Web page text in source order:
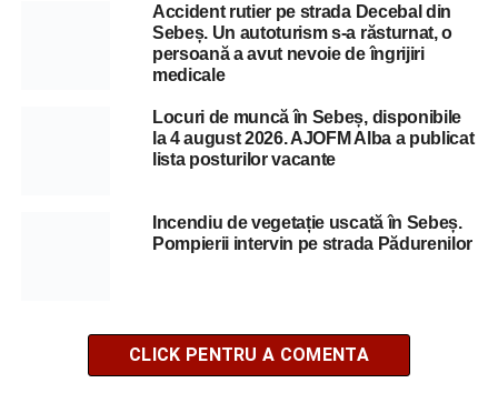
Accident rutier pe strada Decebal din
Sebeș. Un autoturism s-a răsturnat, o
persoană a avut nevoie de îngrijiri
medicale
Locuri de muncă în Sebeș, disponibile
la 4 august 2026. AJOFM Alba a publicat
lista posturilor vacante
Incendiu de vegetație uscată în Sebeș.
Pompierii intervin pe strada Pădurenilor
CLICK PENTRU A COMENTA